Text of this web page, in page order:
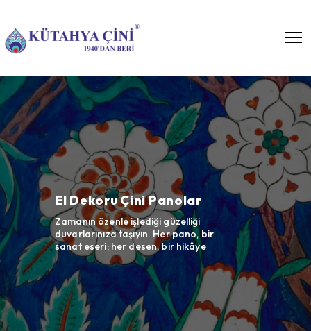
Bar Önü Seramikleri
Cafe, restaurant ve otel
projelerinizde çininin göz alıcı
çalışmalar